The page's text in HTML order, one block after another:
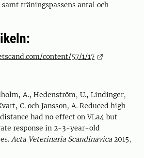
träningspassens antal och
content/57/1/17
A., Hedenström, U., Lindinger,
C. och Jansson, A. Reduced high
had no effect on VLa4 but
response in 2-3-year-old
Acta Veterinaria Scandinavica 2015,